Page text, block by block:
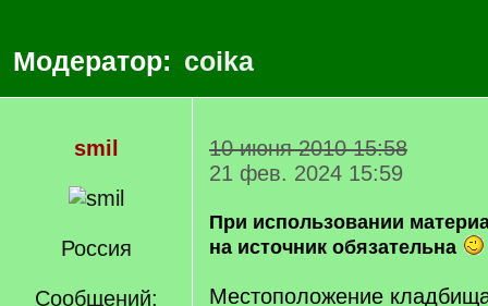
Модератор: coika
smil
Россия
Сообщений:
10 июня 2010 15:58
21 фев. 2024 15:59
При использовании
на источник обязательна
Местоположение